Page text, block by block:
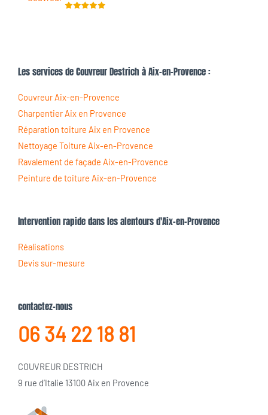
Les services de Couvreur Destrich à Aix-en-Provence :
Couvreur Aix-en-Provence
Charpentier Aix en Provence
Réparation toiture Aix en Provence
Nettoyage Toiture Aix-en-Provence
Ravalement de façade Aix-en-Provence
Peinture de toiture Aix-en-Provence
Intervention rapide dans les alentours d'Aix-en-Provence
Réalisations
Devis sur-mesure
contactez-nous
06 34 22 18 81
COUVREUR DESTRICH
9 rue d’Italie 13100 Aix en Provence